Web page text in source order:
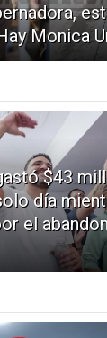
Monica
$43
día
el